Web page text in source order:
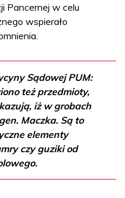
Pancernej w celu
wspierało
Sądowej PUM:
też przedmioty,
iż w grobach
Maczka. Są to
elementy
czy guziki od